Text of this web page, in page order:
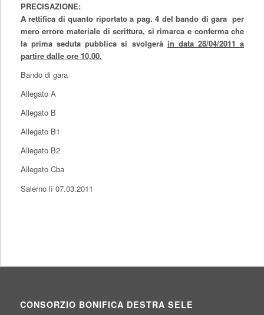
PRECISAZIONE:
A rettifica di quanto riportato a pag. 4 del bando di gara per
mero errore materiale di scrittura, si rimarca e conferma che
la prima seduta pubblica si svolgerà in data 28/04/2011 a
partire dalle ore 10,00.
Bando di gara
Allegato A
Allegato B
Allegato B1
Allegato B2
Allegato Cba
Salerno lì 07.03.2011
CONSORZIO BONIFICA DESTRA SELE